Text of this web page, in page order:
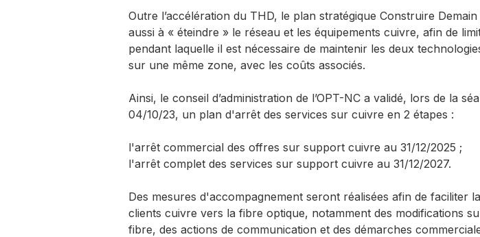
Outre l’accélération du THD, le plan stratégique Construire
aussi à « éteindre » le réseau et les équipements cuivre, afin de
pendant laquelle il est nécessaire de maintenir les deux
sur une même zone, avec les coûts associés.
Ainsi, le conseil d’administration de l’OPT-NC a validé, lors de la
04/10/23, un plan d'arrêt des services sur cuivre en 2 étapes :
l'arrêt commercial des offres sur support cuivre au 31/12/2025 ;
l'arrêt complet des services sur support cuivre au 31/12/2027.
Des mesures d'accompagnement seront réalisées afin de faciliter
clients cuivre vers la fibre optique, notamment des modifications
fibre, des actions de communication et des démarches